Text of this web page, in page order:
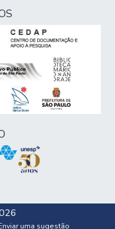
uma sugestão